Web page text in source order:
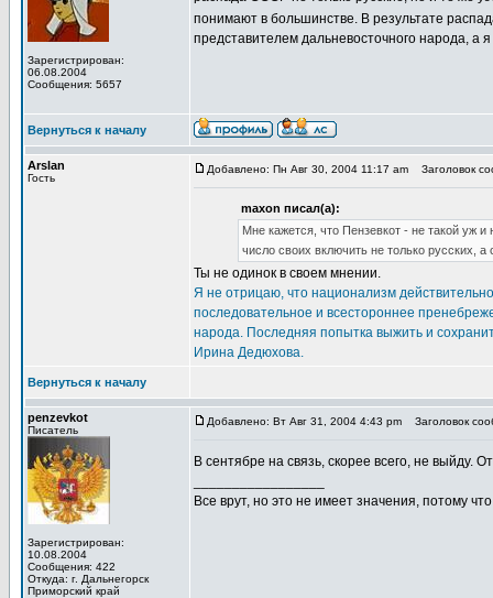
Зарегистрирован:
06.08.2004
Сообщения: 5657
понимают в большинстве. В результате
представителем дальневосточного народа, а
Вернуться к началу
Arslan
Гость
Добавлено: Пн Авг 30, 2004 11:17 am Заголовок
maxon писал(а):
Мне кажется, что Пензевкот - не такой уж
число своих включить не только русских, а
Ты не одинок в своем мнении.
Я не отрицаю, что национализм
последовательное и всестороннее
народа. Последняя попытка выжить и
Ирина Дедюхова.
Вернуться к началу
penzevkot
Писатель
Зарегистрирован:
10.08.2004
Сообщения: 422
Откуда: г. Дальнегорск
Приморский край
Добавлено: Вт Авг 31, 2004 4:43 pm Заголовок
В сентябре на связь, скорее всего, не выйду.
Все врут, но это не имеет значения, потому